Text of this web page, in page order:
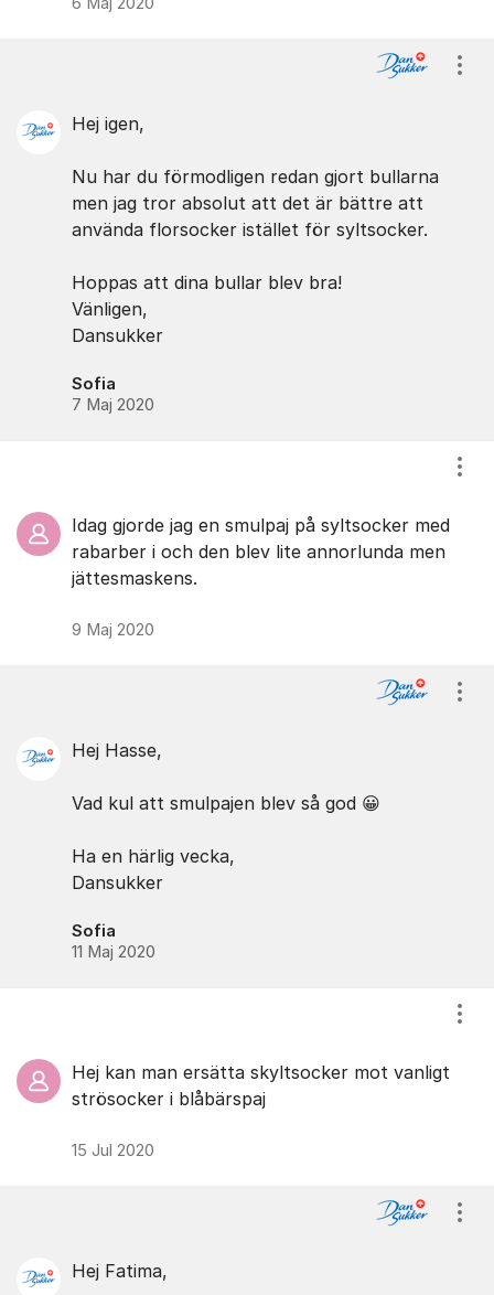
Hej igen,
Nu har du förmodligen redan gjort bullarna
men jag tror absolut att det är bättre att
använda florsocker istället för syltsocker.
Hoppas att dina bullar blev bra!
Vänligen,
Dansukker
Sofia
7 Maj 2020
Idag gjorde jag en smulpaj på syltsocker med
rabarber i och den blev lite annorlunda men
jättesmaskens.
9 Maj 2020
Hej Hasse,
Vad kul att smulpajen blev så god 😀
Ha en härlig vecka,
Dansukker
Sofia
11 Maj 2020
Hej kan man ersätta skyltsocker mot vanligt
strösocker i blåbärspaj
15 Jul 2020
Hej Fatima,